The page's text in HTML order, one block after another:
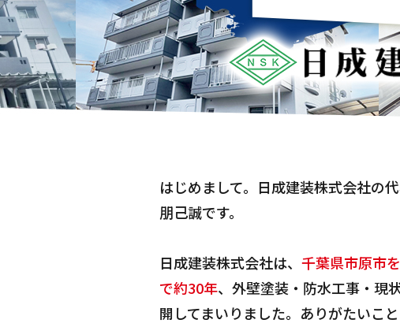
はじめまして。日成建装株式会社の
朋己誠です。
日成建装株式会社は、 千葉県市原市
で約30年、外壁塗装・防水工事・現
開してまいりました。ありがたいこ